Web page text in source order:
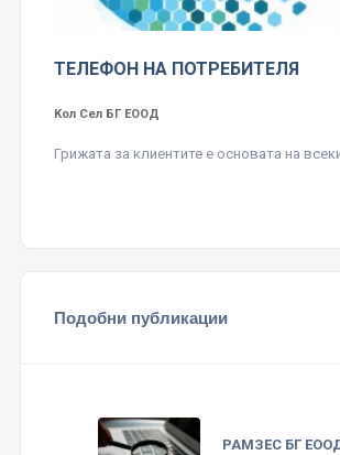
ТЕЛЕФОН НА ПОТРЕБИТЕЛЯ
Кол Сел БГ ЕООД
Грижата за клиентите е основата на
Подобни публикации
РАМЗЕС БГ